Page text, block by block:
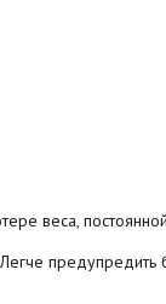
веса,
предупредить